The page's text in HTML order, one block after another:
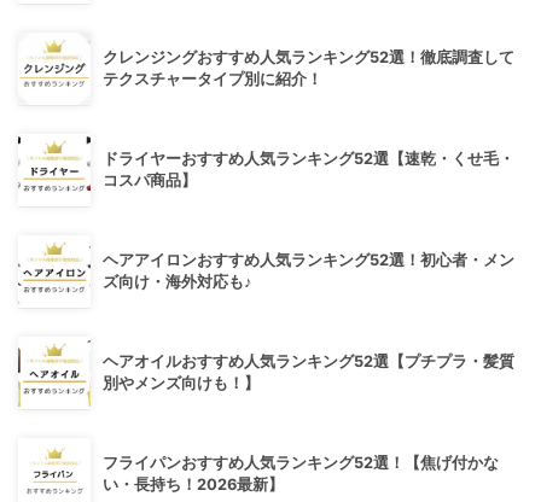
クレンジングおすすめ人気ランキング52選！徹底調査して
テクスチャータイプ別に紹介！
ドライヤーおすすめ人気ランキング52選【速乾・くせ毛・
コスパ商品】
ヘアアイロンおすすめ人気ランキング52選！初心者・メン
ズ向け・海外対応も♪
ヘアオイルおすすめ人気ランキング52選【プチプラ・髪質
別やメンズ向けも！】
フライパンおすすめ人気ランキング52選！【焦げ付かな
い・長持ち！2026最新】